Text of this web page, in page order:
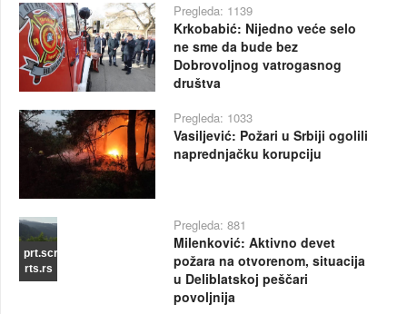
Pregleda: 1139
Krkobabić: Nijedno veće selo
ne sme da bude bez
Dobrovoljnog vatrogasnog
društva
Pregleda: 1033
Vasiljević: Požari u Srbiji ogolili
naprednjačku korupciju
prt.scr
rts.rs
Pregleda: 881
Milenković: Aktivno devet
požara na otvorenom, situacija
u Deliblatskoj peščari
povoljnija